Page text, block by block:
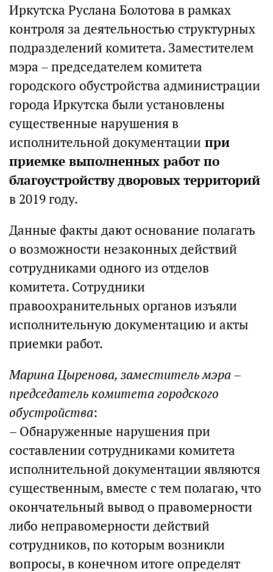
Иркутска Руслана Болотова в рамках
контроля за деятельностью структурных
подразделений комитета. Заместителем
мэра – председателем комитета
городского обустройства администрации
города Иркутска были установлены
существенные нарушения в
исполнительной документации при
приемке выполненных работ по
благоустройству дворовых территорий
в 2019 году.
Данные факты дают основание полагать
о возможности незаконных действий
сотрудниками одного из отделов
комитета. Сотрудники
правоохранительных органов изъяли
исполнительную документацию и акты
приемки работ.
Марина Цыренова, заместитель мэра –
председатель комитета городского
обустройства:
– Обнаруженные нарушения при
составлении сотрудниками комитета
исполнительной документации являются
существенным, вместе с тем полагаю, что
окончательный вывод о правомерности
либо неправомерности действий
сотрудников, по которым возникли
вопросы, в конечном итоге определят